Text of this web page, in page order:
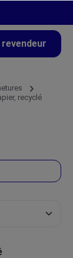
recyclé